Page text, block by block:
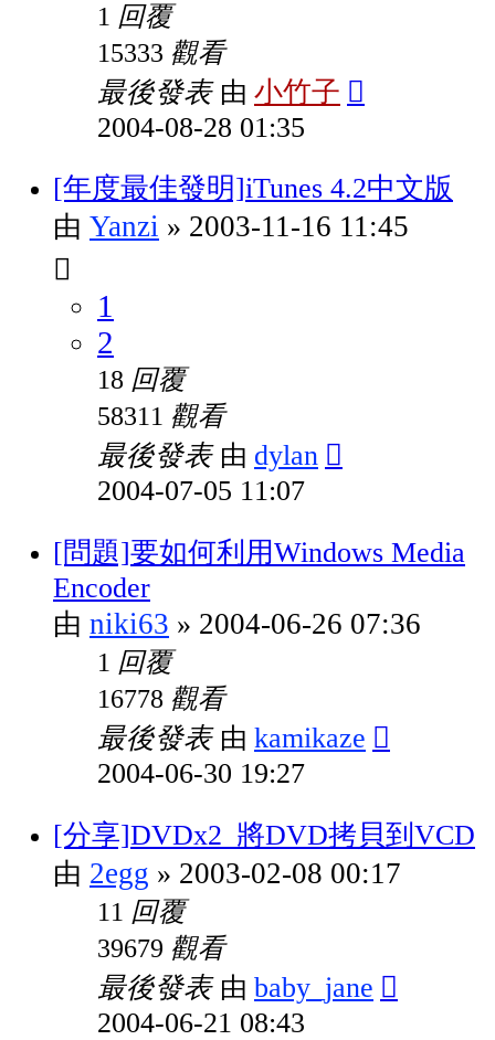
1 回覆
15333 觀看
最後發表 由 小竹子
2004-08-28 01:35
[年度最佳發明]iTunes 4.2中文版
由 Yanzi » 2003-11-16 11:45
1
2
18 回覆
58311 觀看
最後發表 由 dylan
2004-07-05 11:07
[問題]要如何利用Windows Media
Encoder
由 niki63 » 2004-06-26 07:36
1 回覆
16778 觀看
最後發表 由 kamikaze
2004-06-30 19:27
[分享]DVDx2_將DVD拷貝到VCD
由 2egg » 2003-02-08 00:17
11 回覆
39679 觀看
最後發表 由 baby_jane
2004-06-21 08:43